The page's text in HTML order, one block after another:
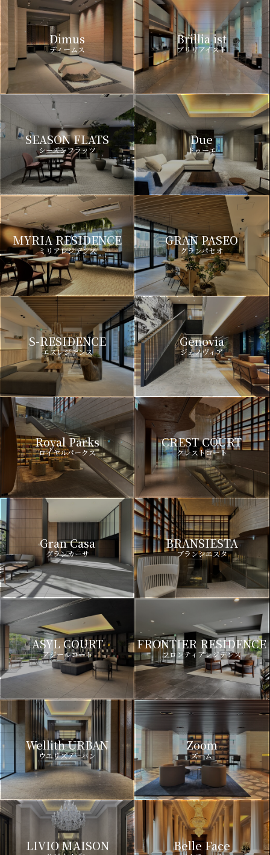
Dimus
ディームス
Brillia ist
ブリリアイスト
SEASON FLATS
シーズンフラッツ
Due
ドゥーエ
MYRIA RESIDENCE
ミリアレジデンス
GRAN PASEO
グランパセオ
S-RESIDENCE
エスレジデンス
Genovia
ジェノヴィア
Royal Parks
ロイヤルパークス
CREST COURT
クレストコート
Gran Casa
グランカーサ
BRANSIESTA
ブランシエスタ
ASYL COURT
アジールコート
FRONTIER RESIDENCE
フロンティアレジデンス
Wellith URBAN
ウエリスアーバン
Zoom
ズーム
LIVIO MAISON Belle Face